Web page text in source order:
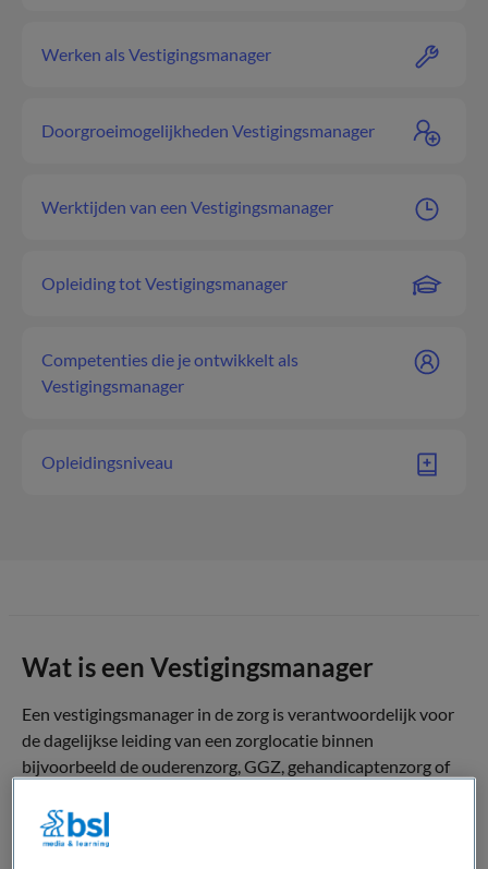
Werken als Vestigingsmanager
Doorgroeimogelijkheden Vestigingsmanager
Werktijden van een Vestigingsmanager
Opleiding tot Vestigingsmanager
Competenties die je ontwikkelt als
Vestigingsmanager
Opleidingsniveau
Wat is een Vestigingsmanager
Een vestigingsmanager in de zorg is verantwoordelijk voor
de dagelijkse leiding van een zorglocatie binnen
bijvoorbeeld de ouderenzorg, GGZ, gehandicaptenzorg of
verantwoordelijkheid met bedrijfsvoering,
personeelsmanagement en kwaliteitsbewaking.